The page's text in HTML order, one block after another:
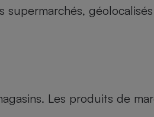
Les produits de